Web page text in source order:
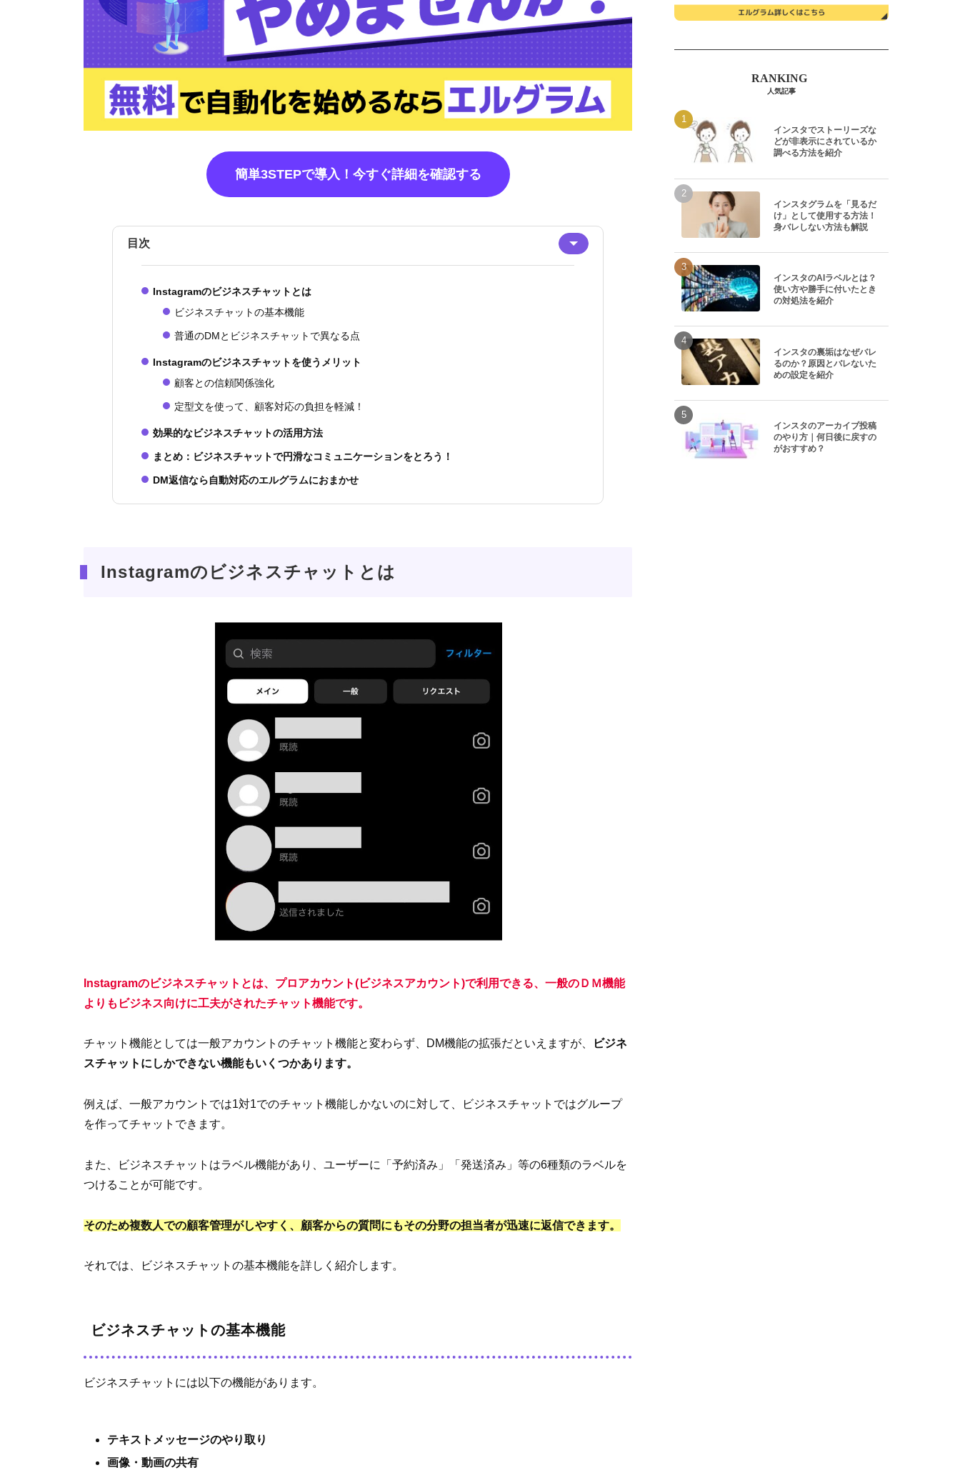
簡単3STEPで導入！今すぐ詳細を確認する
目次
Instagramのビジネスチャットとは
ビジネスチャットの基本機能
普通のDMとビジネスチャットで異なる点
Instagramのビジネスチャットを使うメリット
顧客との信頼関係強化
定型文を使って、顧客対応の負担を軽減！
効果的なビジネスチャットの活用方法
まとめ：ビジネスチャットで円滑なコミュニケーションをとろう！
DM返信なら自動対応のエルグラムにおまかせ
Instagramのビジネスチャットとは
Instagramのビジネスチャットとは、 プロアカウント(ビジネスアカウント)で利用できる、一般のＤＭ機能
よりもビジネス向けに工夫がされたチャット機能です。
チャット機能としては一般アカウントのチャット機能と変わらず、DM機能の拡張だといえますが、
ビジネ
スチャットにしかできない機能もいくつかあります。
例えば、一般アカウントでは1対1でのチャット機能しかないのに対して、ビジネスチャットではグループ
を作ってチャットできます。
また、ビジネスチャットはラベル機能があり、ユーザーに「予約済み」「発送済み」等の6種類のラベルを
つけることが可能です。
そのため複数人での顧客管理がしやすく、顧客からの質問にもその分野の担当者が迅速に返信できます。
それでは、ビジネスチャットの基本機能を詳しく紹介します。
ビジネスチャットの基本機能
ビジネスチャットには以下の機能があります。
テキストメッセージのやり取り
画像・動画の共有
人気記事
インスタでストーリーズな
どが非表示にされているか
調べる方法を紹介
インスタグラムを「見るだ
け」として使用する方法！
身バレしない方法も解説
インスタのAIラベルとは？
使い方や勝手に付いたとき
の対処法を紹介
インスタの裏垢はなぜバレ
るのか？原因とバレないた
めの設定を紹介
インスタのアーカイブ投稿
のやり方｜何日後に戻すの
がおすすめ？